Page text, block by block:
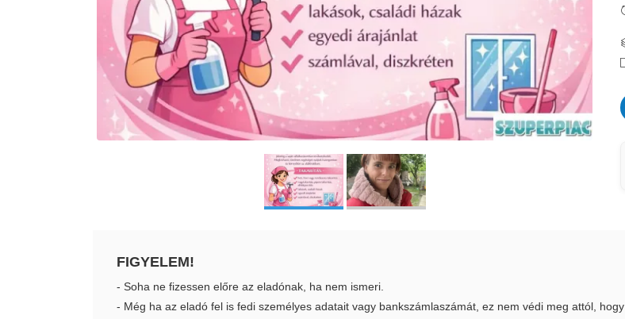
FIGYELEM!
- Soha ne fizessen előre az eladónak, ha nem ismeri.
- Még ha az eladó fel is fedi személyes adatait vagy bankszámlaszámát, ez nem védi meg attól, hogy